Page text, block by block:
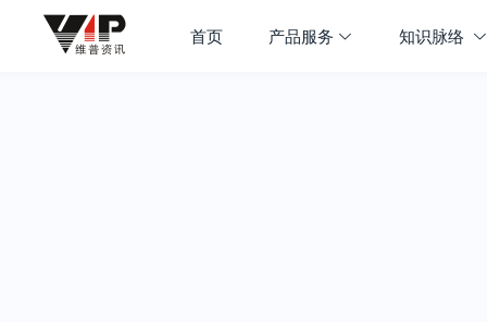
首页 产品服务 知识脉络